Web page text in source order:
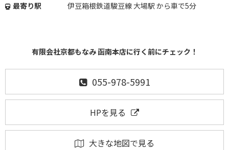
最寄り駅
伊豆箱根鉄道駿豆線 大場駅 から車で5分
有限会社京都もなみ 函南本店に行く前にチェック！
055-978-5991
HPを見る
大きな地図で見る